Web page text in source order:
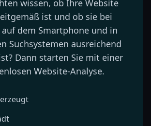
wissen, ob Ihre Website
ist und ob sie bei
auf dem Smartphone und in
Suchsystemen ausreichend
Dann starten Sie mit einer
Website-Analyse.